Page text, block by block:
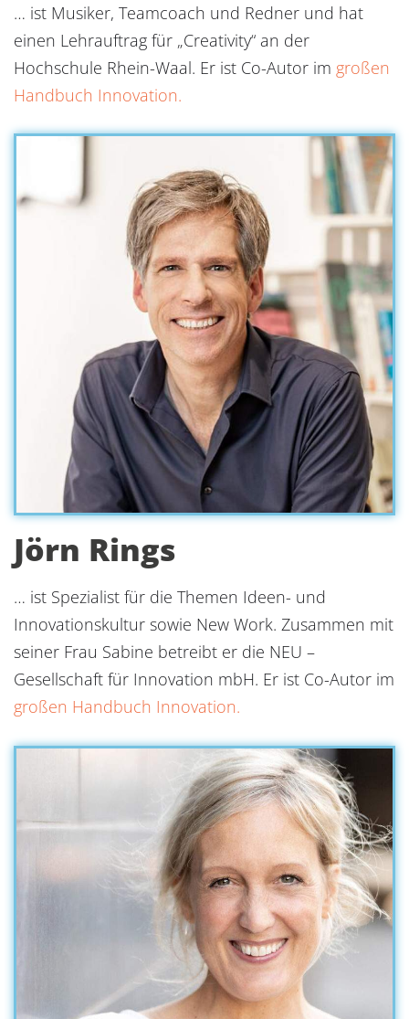
… ist Musiker, Teamcoach und Redner und hat
einen Lehrauftrag für „Creativity“ an der
Hochschule Rhein-Waal. Er ist Co-Autor im großen
Handbuch Innovation.
Jörn Rings
… ist Spezialist für die Themen Ideen- und
Innovationskultur sowie New Work. Zusammen mit
seiner Frau Sabine betreibt er die NEU –
Gesellschaft für Innovation mbH. Er ist Co-Autor im
großen Handbuch Innovation.